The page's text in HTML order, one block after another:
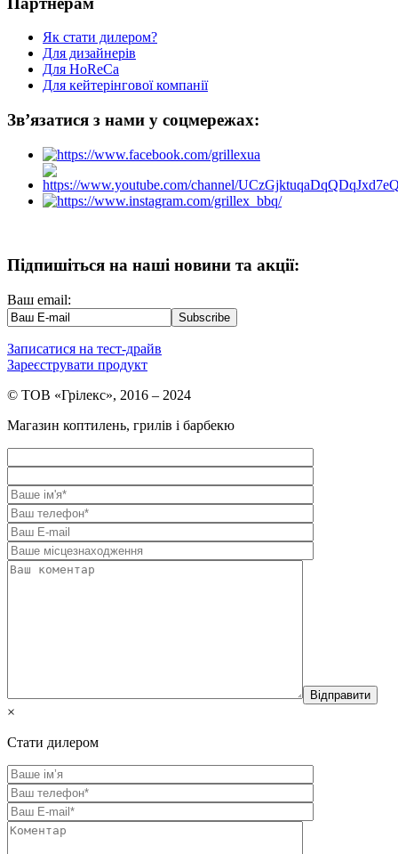
Як стати дилером?
Для дизайнерів
Для HoReCa
Для кейтерінгової компанії
Зв’язатися з нами у соцмережах:
Підпишіться на наші новини та акції:
Ваш email:
Записатися на тест-драйв
Зареєструвати продукт
© ТОВ «Грілекс», 2016 – 2024
Магазин коптилень, грилів і барбекю
×
Стати дилером